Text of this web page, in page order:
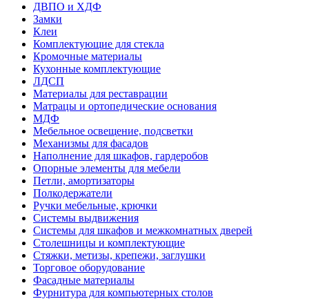
ДВПО и ХДФ
Замки
Клеи
Комплектующие для стекла
Кромочные материалы
Кухонные комплектующие
ЛДСП
Материалы для реставрации
Матрацы и ортопедические основания
МДФ
Мебельное освещение, подсветки
Механизмы для фасадов
Наполнение для шкафов, гардеробов
Опорные элементы для мебели
Петли, амортизаторы
Полкодержатели
Ручки мебельные, крючки
Системы выдвижения
Системы для шкафов и межкомнатных дверей
Столешницы и комплектующие
Стяжки, метизы, крепежи, заглушки
Торговое оборудование
Фасадные материалы
Фурнитура для компьютерных столов